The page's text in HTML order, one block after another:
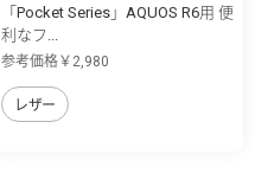
「Pocket Series」AQUOS R6用 便
利なフ...
参考価格￥2,980
レザー